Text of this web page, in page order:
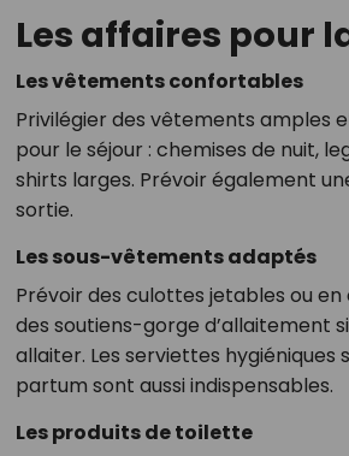
Les affaires pour
Les vêtements confortables
Privilégier des vêtements amples
pour le séjour : chemises de nuit,
shirts larges. Prévoir également
sortie.
Les sous-vêtements adaptés
Prévoir des culottes jetables ou en
des soutiens-gorge d’allaitement
allaiter. Les serviettes hygiéniques
partum sont aussi indispensables.
Les produits de toilette